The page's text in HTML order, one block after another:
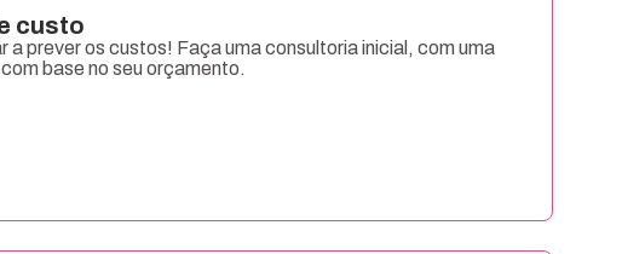
custo
a prever os custos! Faça uma consultoria inicial, com uma
base no seu orçamento.